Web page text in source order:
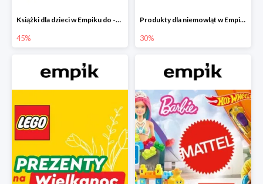
Książki dla dzieci w Empiku do -45%
45%
Produkty dla niemowląt w Empiku do -30%
30%